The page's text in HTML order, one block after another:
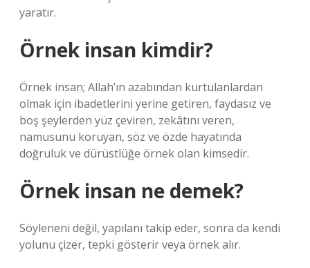
yaratır.
Örnek insan kimdir?
Örnek insan; Allah’ın azabından kurtulanlardan
olmak için ibadetlerini yerine getiren, faydasız ve
boş şeylerden yüz çeviren, zekâtını veren,
namusunu koruyan, söz ve özde hayatında
doğruluk ve dürüstlüğe örnek olan kimsedir.
Örnek insan ne demek?
Söyleneni değil, yapılanı takip eder, sonra da kendi
yolunu çizer, tepki gösterir veya örnek alır.